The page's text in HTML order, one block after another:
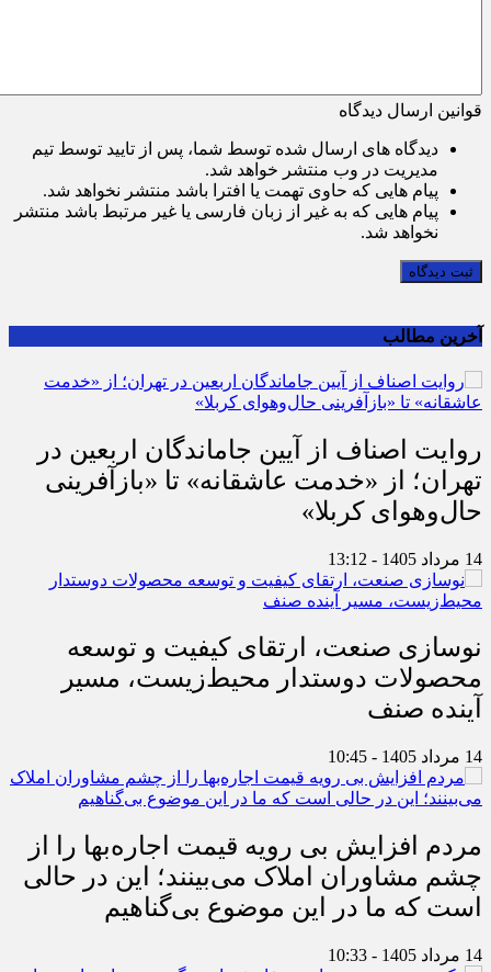
قوانین ارسال دیدگاه
دیدگاه های ارسال شده توسط شما، پس از تایید توسط تیم
مدیریت در وب منتشر خواهد شد.
پیام هایی که حاوی تهمت یا افترا باشد منتشر نخواهد شد.
پیام هایی که به غیر از زبان فارسی یا غیر مرتبط باشد منتشر
نخواهد شد.
ثبت دیدگاه
آخرین مطالب
روایت اصناف از آیین جاماندگان اربعین در
تهران؛ از «خدمت عاشقانه» تا «بازآفرینی
حال‌وهوای کربلا»
14 مرداد 1405 - 13:12
نوسازی صنعت، ارتقای کیفیت و توسعه
محصولات دوستدار محیط‌زیست، مسیر
آینده صنف
14 مرداد 1405 - 10:45
مردم افزایش بی رویه قیمت اجاره‌بها را از
چشم مشاوران املاک می‌بینند؛ این در حالی
است که ما در این موضوع بی‌گناهیم
14 مرداد 1405 - 10:33